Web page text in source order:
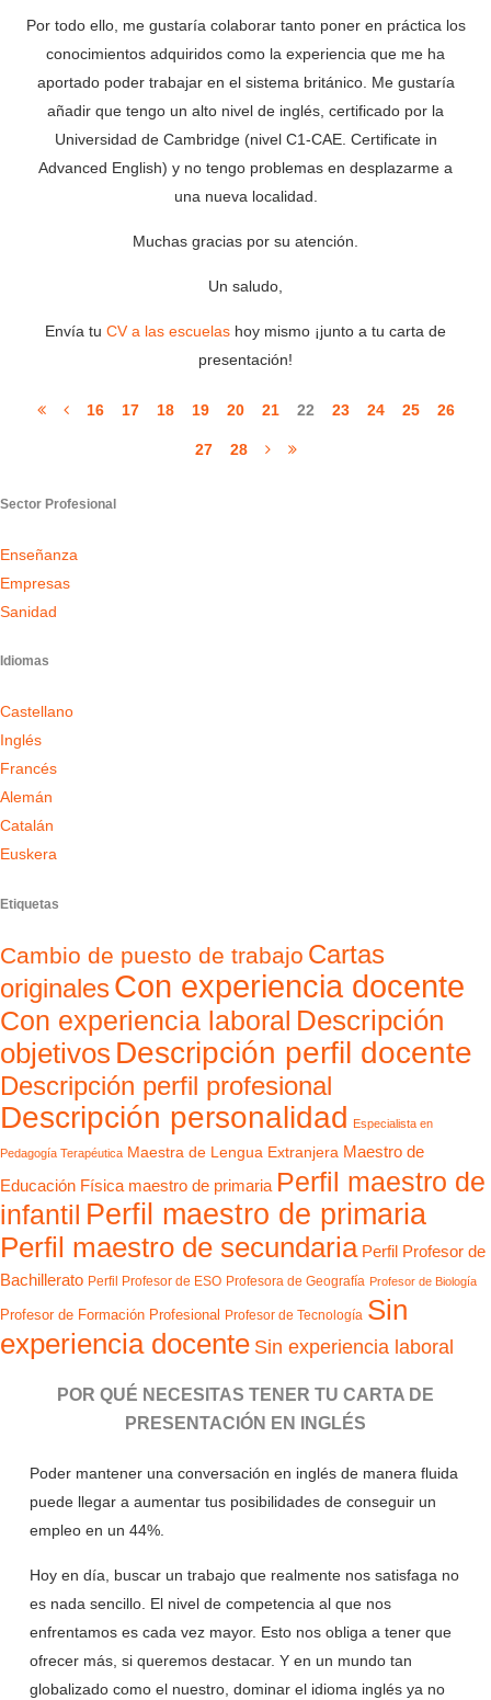
Por todo ello, me gustaría colaborar tanto poner en práctica los
conocimientos adquiridos como la experiencia que me ha
aportado poder trabajar en el sistema británico. Me gustaría
añadir que tengo un alto nivel de inglés, certificado por la
Universidad de Cambridge (nivel C1-CAE. Certificate in
Advanced English) y no tengo problemas en desplazarme a
una nueva localidad.
Muchas gracias por su atención.
Un saludo,
Envía tu CV a las escuelas hoy mismo ¡junto a tu carta de
presentación!
16 17 18 19 20 21 22 23 24 25 26
27 28
Sector Profesional
Enseñanza
Empresas
Sanidad
Idiomas
Castellano
Inglés
Francés
Alemán
Catalán
Euskera
Etiquetas
Cambio de puesto de trabajo Cartas
originalesCon experiencia docente
Con experiencia laboral Descripción
objetivos Descripción perfil docente
Descripción perfil profesional
Descripción personalidad Especialista en
Pedagogía Terapéutica Maestra de Lengua Extranjera Maestro de
Educación Física maestro de primaria Perfil maestro de
infantil Perfil maestro de primaria
Perfil maestro de secundaria Perfil Profesor de
Bachillerato Perfil Profesor de ESO Profesora de Geografía Profesor de Biología
Profesor de Formación Profesional Profesor de Tecnología Sin
experiencia docente Sin experiencia laboral
POR QUÉ NECESITAS TENER TU CARTA DE
PRESENTACIÓN EN INGLÉS
Poder mantener una conversación en inglés de manera fluida
puede llegar a aumentar tus posibilidades de conseguir un
empleo en un 44%.
Hoy en día, buscar un trabajo que realmente nos satisfaga no
es nada sencillo. El nivel de competencia al que nos
enfrentamos es cada vez mayor. Esto nos obliga a tener que
ofrecer más, si queremos destacar. Y en un mundo tan
globalizado como el nuestro, dominar el idioma inglés ya no